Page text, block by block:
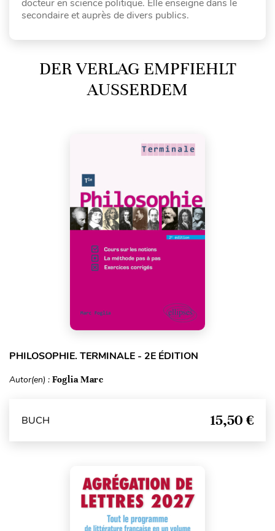
docteur en science politique. Elle enseigne dans le
secondaire et auprès de divers publics.
DER VERLAG EMPFIEHLT
AUSSERDEM
PHILOSOPHIE. TERMINALE - 2E ÉDITION
Autor(en) : Foglia Marc
BUCH 15,50 €